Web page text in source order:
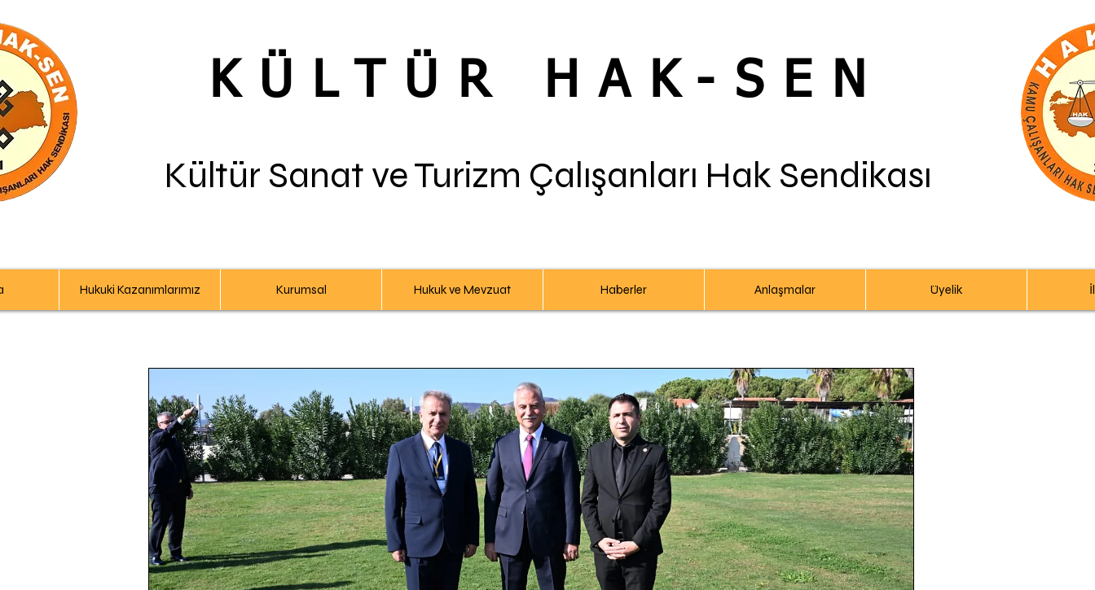
KÜLTÜR HAK-SEN
Kültür Sanat ve Turizm Çalışanları Hak Sendikası
Hukuki Kazanımlarımız Kurumsal Hukuk ve Mevzuat Haberler Anlaşmalar Üyelik